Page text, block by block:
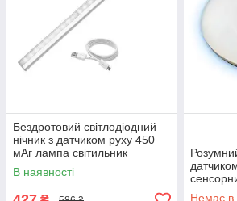
Бездротовий світлодіодний
нічник з датчиком руху 450
мАг лампа світильник
настінний від USB
В наявності
нічник
Немає в